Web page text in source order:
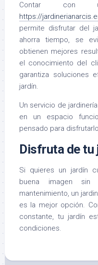
Contar con
https://
permite disfrutar del
ahorra tiempo, se
obtienen mejores
el conocimiento del
garantiza soluciones
jardín.
Un servicio de
en un espacio
pensado para
Disfruta de tu
Si quieres un jardín
buena imagen
mantenimiento, un
es la mejor opción.
constante, tu jardín
condiciones.